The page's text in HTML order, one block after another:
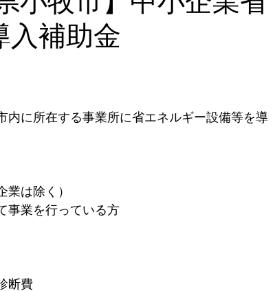
奈良 和歌山
入補助金
内に所在する事業所に省エネルギー設備等を導
業は除く）
事業を行っている方
断費